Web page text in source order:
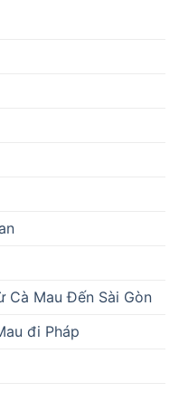
Cà Mau Đến Sài Gòn
đi Pháp